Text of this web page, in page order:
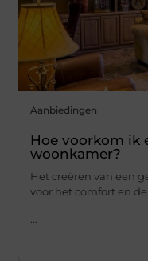
Aanbiedingen
Hoe voorkom ik
woonkamer?
Het creëren van een
voor het comfort en